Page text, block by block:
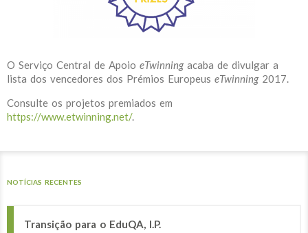
O Serviço Central de Apoio eTwinning acaba de divulgar a
lista dos vencedores dos Prémios Europeus eTwinning 2017.
Consulte os projetos premiados em
https://www.etwinning.net/.
NOTÍCIAS RECENTES
Transição para o EduQA, I.P.